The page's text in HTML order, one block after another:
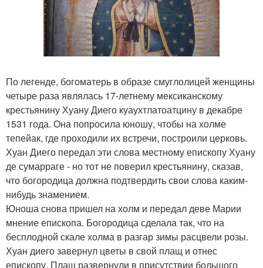
По легенде, богоматерь в образе смуглолицей женщины
четыре раза являлась 17-летнему мексиканскому
крестьянину Хуану Диего куаухтлатоатцину в декабре
1531 года. Она попросила юношу, чтобы на холме
тепейак, где проходили их встречи, построили церковь.
Хуан Диего передал эти слова местному епископу Хуану
де сумарраге - но тот не поверил крестьянину, сказав,
что богородица должна подтвердить свои слова каким-
нибудь знамением.
Юноша снова пришел на холм и передал деве Марии
мнение епископа. Богородица сделала так, что на
бесплодной скале холма в разгар зимы расцвели розы.
Хуан диего завернул цветы в свой плащ и отнес
епископу. Плащ развернули в присутствии большого